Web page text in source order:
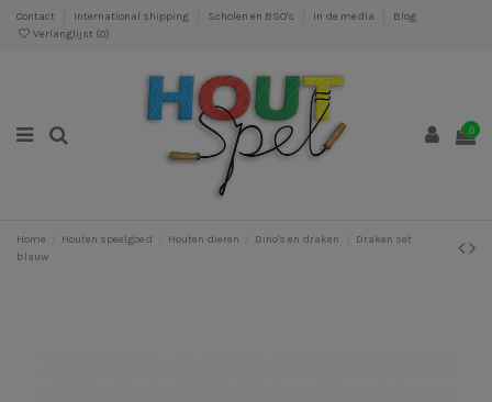
Contact International shipping Scholen en BSO's In de media
Blog
Verlanglijst (0)
0
Home Houten speelgoed Houten dieren Dino's en draken
Draken set
blauw